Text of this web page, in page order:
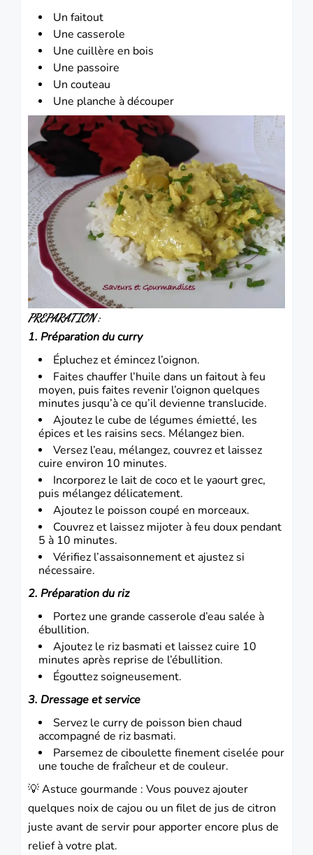
Un faitout
Une casserole
Une cuillère en bois
Une passoire
Un couteau
Une planche à découper
PREPARATION :
1. Préparation du curry
Épluchez et émincez l’oignon.
Faites chauffer l’huile dans un faitout à feu
moyen, puis faites revenir l’oignon quelques
minutes jusqu’à ce qu’il devienne translucide.
Ajoutez le cube de légumes émietté, les
épices et les raisins secs. Mélangez bien.
Versez l’eau, mélangez, couvrez et laissez
cuire environ 10 minutes.
Incorporez le lait de coco et le yaourt grec,
puis mélangez délicatement.
Ajoutez le poisson coupé en morceaux.
Couvrez et laissez mijoter à feu doux pendant
5 à 10 minutes.
Vérifiez l’assaisonnement et ajustez si
nécessaire.
2. Préparation du riz
Portez une grande casserole d’eau salée à
ébullition.
Ajoutez le riz basmati et laissez cuire 10
minutes après reprise de l’ébullition.
Égouttez soigneusement.
3. Dressage et service
Servez le curry de poisson bien chaud
accompagné de riz basmati.
Parsemez de ciboulette finement ciselée pour
une touche de fraîcheur et de couleur.
💡 Astuce gourmande : Vous pouvez ajouter
quelques noix de cajou ou un filet de jus de citron
juste avant de servir pour apporter encore plus de
relief à votre plat.